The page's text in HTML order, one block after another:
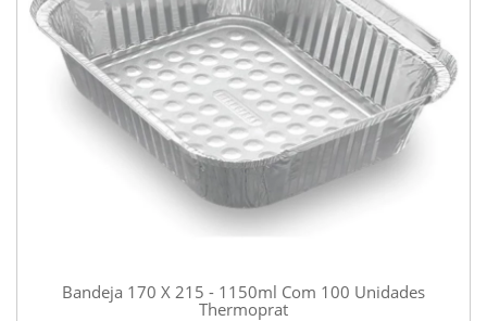
Bandeja 170 X 215 - 1150ml Com 100 Unidades
Thermoprat